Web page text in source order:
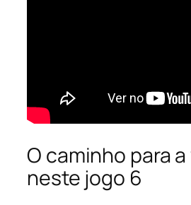
O caminho para
neste jogo 6